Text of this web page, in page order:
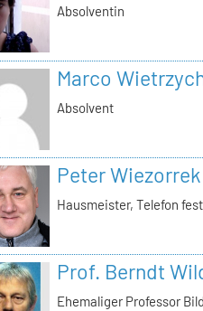
Absolventin
Marco
Absolvent
Peter Wiezorrek
Hausmeister, Telefon
Prof. Berndt
Ehemaliger Professor